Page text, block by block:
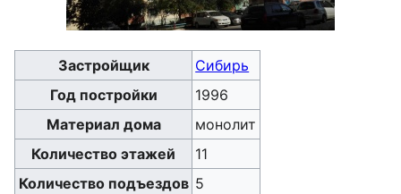
Застройщик
Сибирь
Год постройки
1996
Материал дома
монолит
Количество этажей
11
Количество подъездов 5